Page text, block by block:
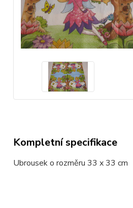
Kompletní specifikace
Ubrousek o rozměru 33 x 33 cm